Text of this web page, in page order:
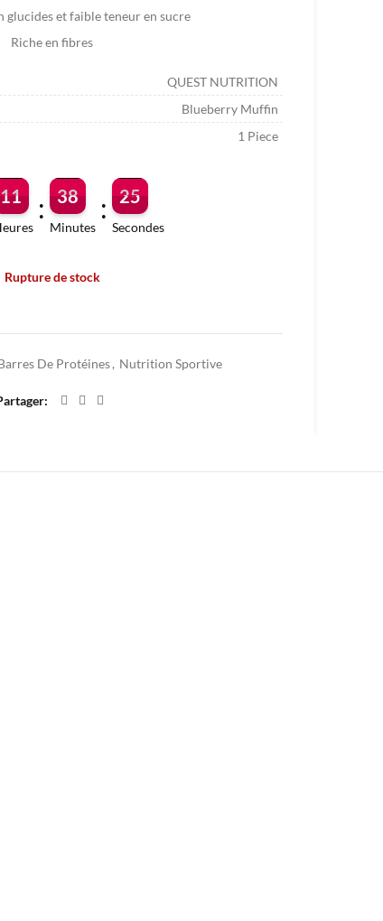
glucides et faible teneur en sucre
Riche en fibres
QUEST NUTRITION
Blueberry Muffin
1 Piece
11 : 38
Minutes
: 24
Secondes
Rupture de stock
De Protéines , Nutrition Sportive